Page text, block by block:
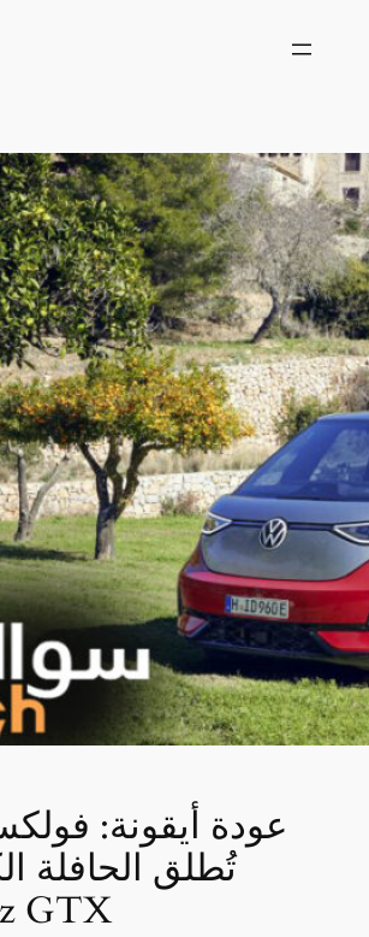
عودة أيقونة:
تُطلق الحافلة
GTX